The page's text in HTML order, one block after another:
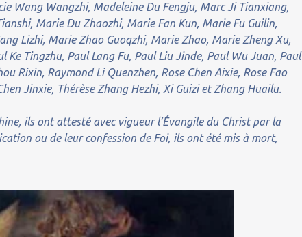
Wang Wangzhi, Madeleine Du Fengju, Marc Ji Tianxiang,
Marie Du Zhaozhi, Marie Fan Kun, Marie Fu Guilin,
Lizhi, Marie Zhao Guoqzhi, Marie Zhao, Marie Zheng Xu,
Tingzhu, Paul Lang Fu, Paul Liu Jinde, Paul Wu Juan, Paul
Rixin, Raymond Li Quenzhen, Rose Chen Aixie, Rose Fao
Jinxie, Thérèse Zhang Hezhi, Xi Guizi et Zhang Huailu.
ils ont attesté avec vigueur l’Évangile du Christ par la
ou de leur confession de Foi, ils ont été mis à mort,